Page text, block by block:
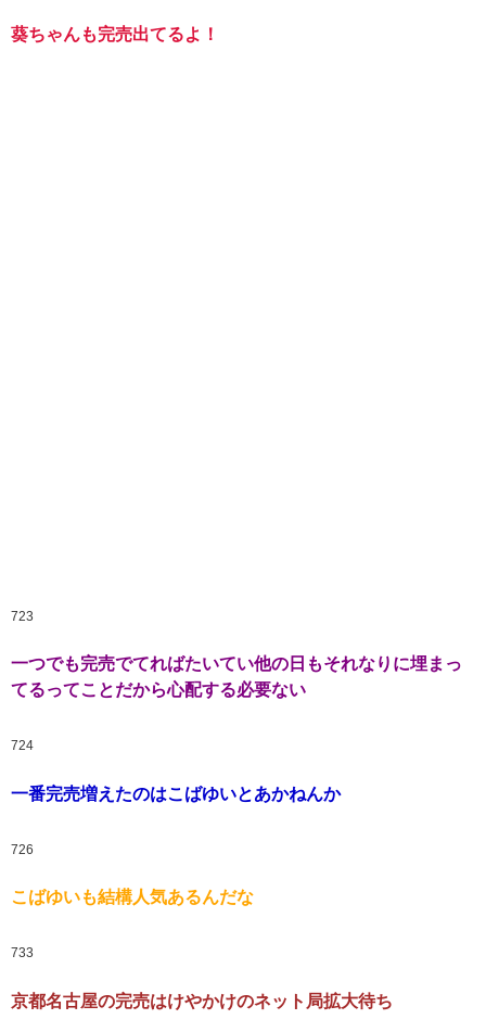
葵ちゃんも完売出てるよ！
723
一つでも完売でてればたいてい他の日もそれなりに埋まっ
てるってことだから心配する必要ない
724
一番完売増えたのはこばゆいとあかねんか
726
こばゆいも結構人気あるんだな
733
京都名古屋の完売はけやかけのネット局拡大待ち